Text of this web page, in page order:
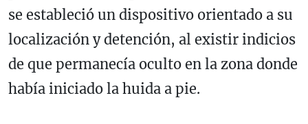
se estableció un dispositivo orientado a su
localización y detención, al existir indicios
de que permanecía oculto en la zona donde
había iniciado la huida a pie.